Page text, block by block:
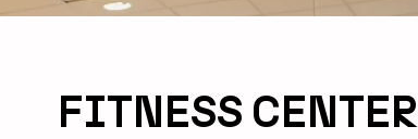
FITNESS CENTER